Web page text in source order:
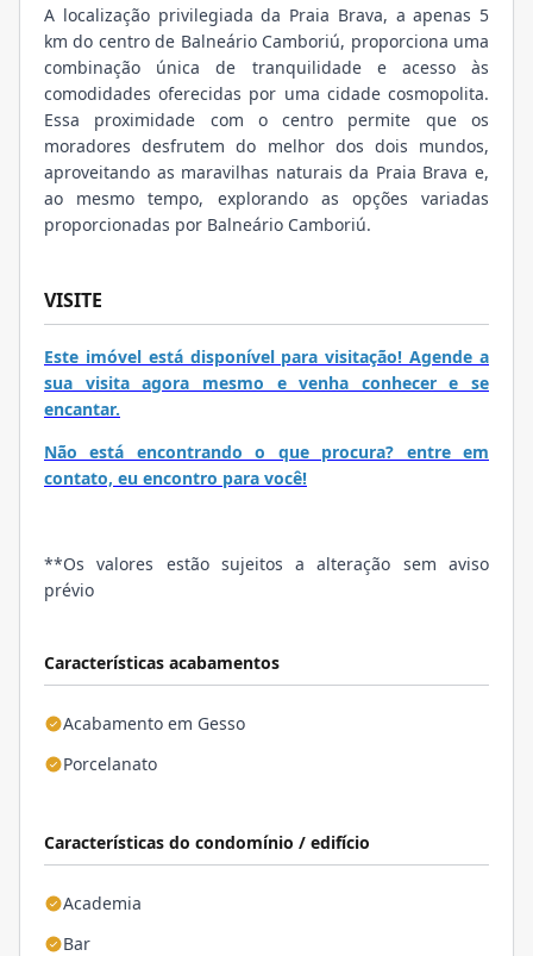
Características acabamentos
Acabamento em Gesso
Porcelanato
Características do condomínio / edifício
Academia
Bar
A localização privilegiada da Praia Brava, a apenas 5
km do centro de Balneário Camboriú, proporciona uma
combinação única de tranquilidade e acesso às
comodidades oferecidas por uma cidade cosmopolita.
Essa proximidade com o centro permite que os
moradores desfrutem do melhor dos dois mundos,
aproveitando as maravilhas naturais da Praia Brava e,
ao mesmo tempo, explorando as opções variadas
proporcionadas por Balneário Camboriú.
VISITE
Este imóvel está disponível para visitação! Agende a
sua visita agora mesmo e venha conhecer e se
encantar.
Não está encontrando o que procura? entre em
contato, eu encontro para você!
**Os valores estão sujeitos a alteração sem aviso
prévio